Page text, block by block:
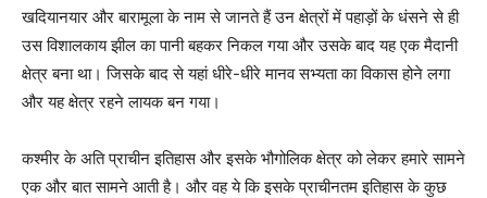
खदियानयार और बारामूला के नाम से जानते हैं उन क्षेत्रों में पहाड़ों के धंसने से ही
उस विशालकाय झील का पानी बहकर निकल गया और उसके बाद यह एक मैदानी
क्षेत्र बना था। जिसके बाद से यहां धीरे-धीरे मानव सभ्यता का विकास होने लगा
और यह क्षेत्र रहने लायक बन गया।
कश्मीर के अति प्राचीन इतिहास और इसके भौगोलिक क्षेत्र को लेकर हमारे सामने
एक और बात सामने आती है। और वह ये कि इसके प्राचीनतम इतिहास के कुछ